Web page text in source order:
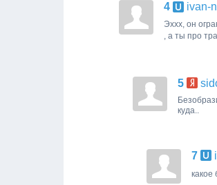
4 ivan-
Эххх, он
, а ты про
5
куда..
7
какое